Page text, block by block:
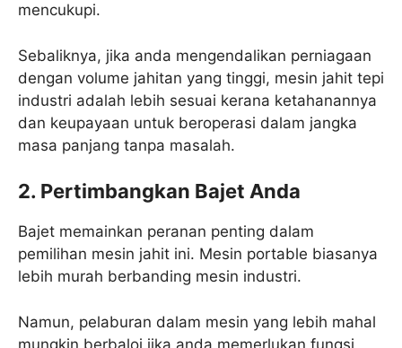
mencukupi.
Sebaliknya, jika anda mengendalikan perniagaan
dengan volume jahitan yang tinggi, mesin jahit tepi
industri adalah lebih sesuai kerana ketahanannya
dan keupayaan untuk beroperasi dalam jangka
masa panjang tanpa masalah.
2. Pertimbangkan Bajet Anda
Bajet memainkan peranan penting dalam
pemilihan mesin jahit ini. Mesin portable biasanya
lebih murah berbanding mesin industri.
Namun, pelaburan dalam mesin yang lebih mahal
mungkin berbaloi jika anda memerlukan fungsi